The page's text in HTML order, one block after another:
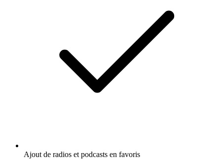
Ajout de radios et podcasts en favoris